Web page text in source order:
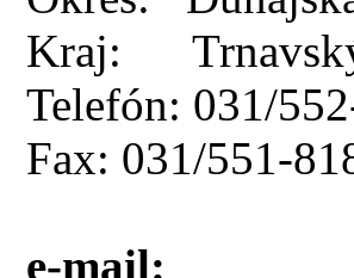
Kraj:
Telefón: 031/
Fax: 031/551-
e-mail: